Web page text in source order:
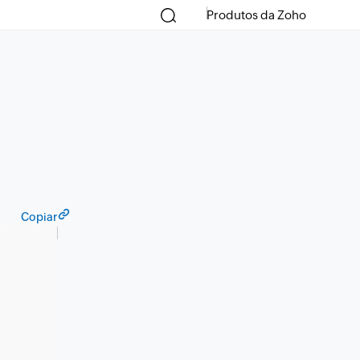
Produtos da Zoho
Copiar